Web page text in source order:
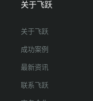
关于飞跃
关于飞跃
成功案例
最新资讯
联系飞跃